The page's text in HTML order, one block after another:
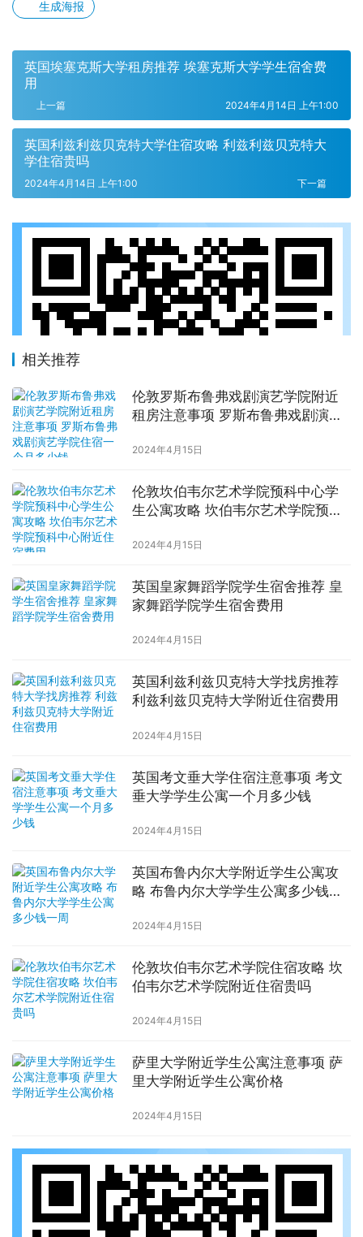
生成海报
英国埃塞克斯大学租房推荐 埃塞克斯大学学生宿舍费
用
上一篇 2024年4月14日 上午1:00
英国利兹利兹贝克特大学住宿攻略 利兹利兹贝克特大
学住宿贵吗
下一篇
2024年4月14日 上午1:00
相关推荐
伦敦罗斯布鲁弗戏剧演艺学院附近
租房注意事项 罗斯布鲁弗戏剧演艺
2024年4月15日
伦敦坎伯韦尔艺术学院预科中心学
生公寓攻略 坎伯韦尔艺术学院预科
2024年4月15日
英国皇家舞蹈学院学生宿舍推荐 皇
家舞蹈学院学生宿舍费用
2024年4月15日
英国利兹利兹贝克特大学找房推荐
利兹利兹贝克特大学附近住宿费用
2024年4月15日
英国考文垂大学住宿注意事项 考文
垂大学学生公寓一个月多少钱
2024年4月15日
英国布鲁内尔大学附近学生公寓攻
略 布鲁内尔大学学生公寓多少钱一
2024年4月15日
伦敦坎伯韦尔艺术学院住宿攻略 坎
伯韦尔艺术学院附近住宿贵吗
2024年4月15日
萨里大学附近学生公寓注意事项 萨
里大学附近学生公寓价格
2024年4月15日